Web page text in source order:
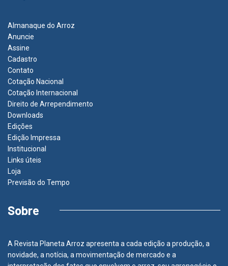
Almanaque do Arroz
Anuncie
Assine
Cadastro
Contato
Cotação Nacional
Cotação Internacional
Direito de Arrependimento
Downloads
Edições
Edição Impressa
Institucional
Links úteis
Loja
Previsão do Tempo
Sobre
A Revista Planeta Arroz apresenta a cada edição a produção, a
novidade, a notícia, a movimentação de mercado e a